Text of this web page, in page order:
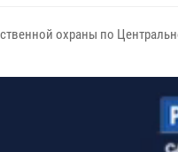
охраны по